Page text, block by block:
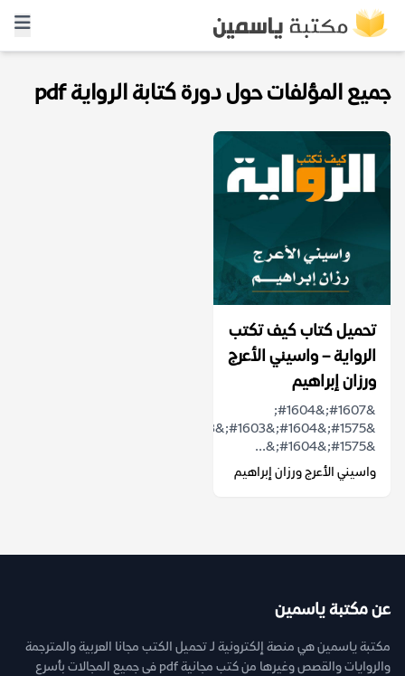
جميع المؤلفات حول دورة كتابة الرواية pdf
تحميل كتاب كيف تكتب
الرواية – واسيني الأعرج
ورزان إبراهيم
&#1607;&#1604;
&#1575;&#1604;&...
واسيني الأعرج ورزان إبراهيم
عن مكتبة ياسمين
مكتبة ياسمين هي منصة إلكترونية لـ تحميل الكتب مجانا العربية والمترجمة
والروايات والقصص وغيرها من كتب مجانية pdf فى جميع المجالات بأسرع